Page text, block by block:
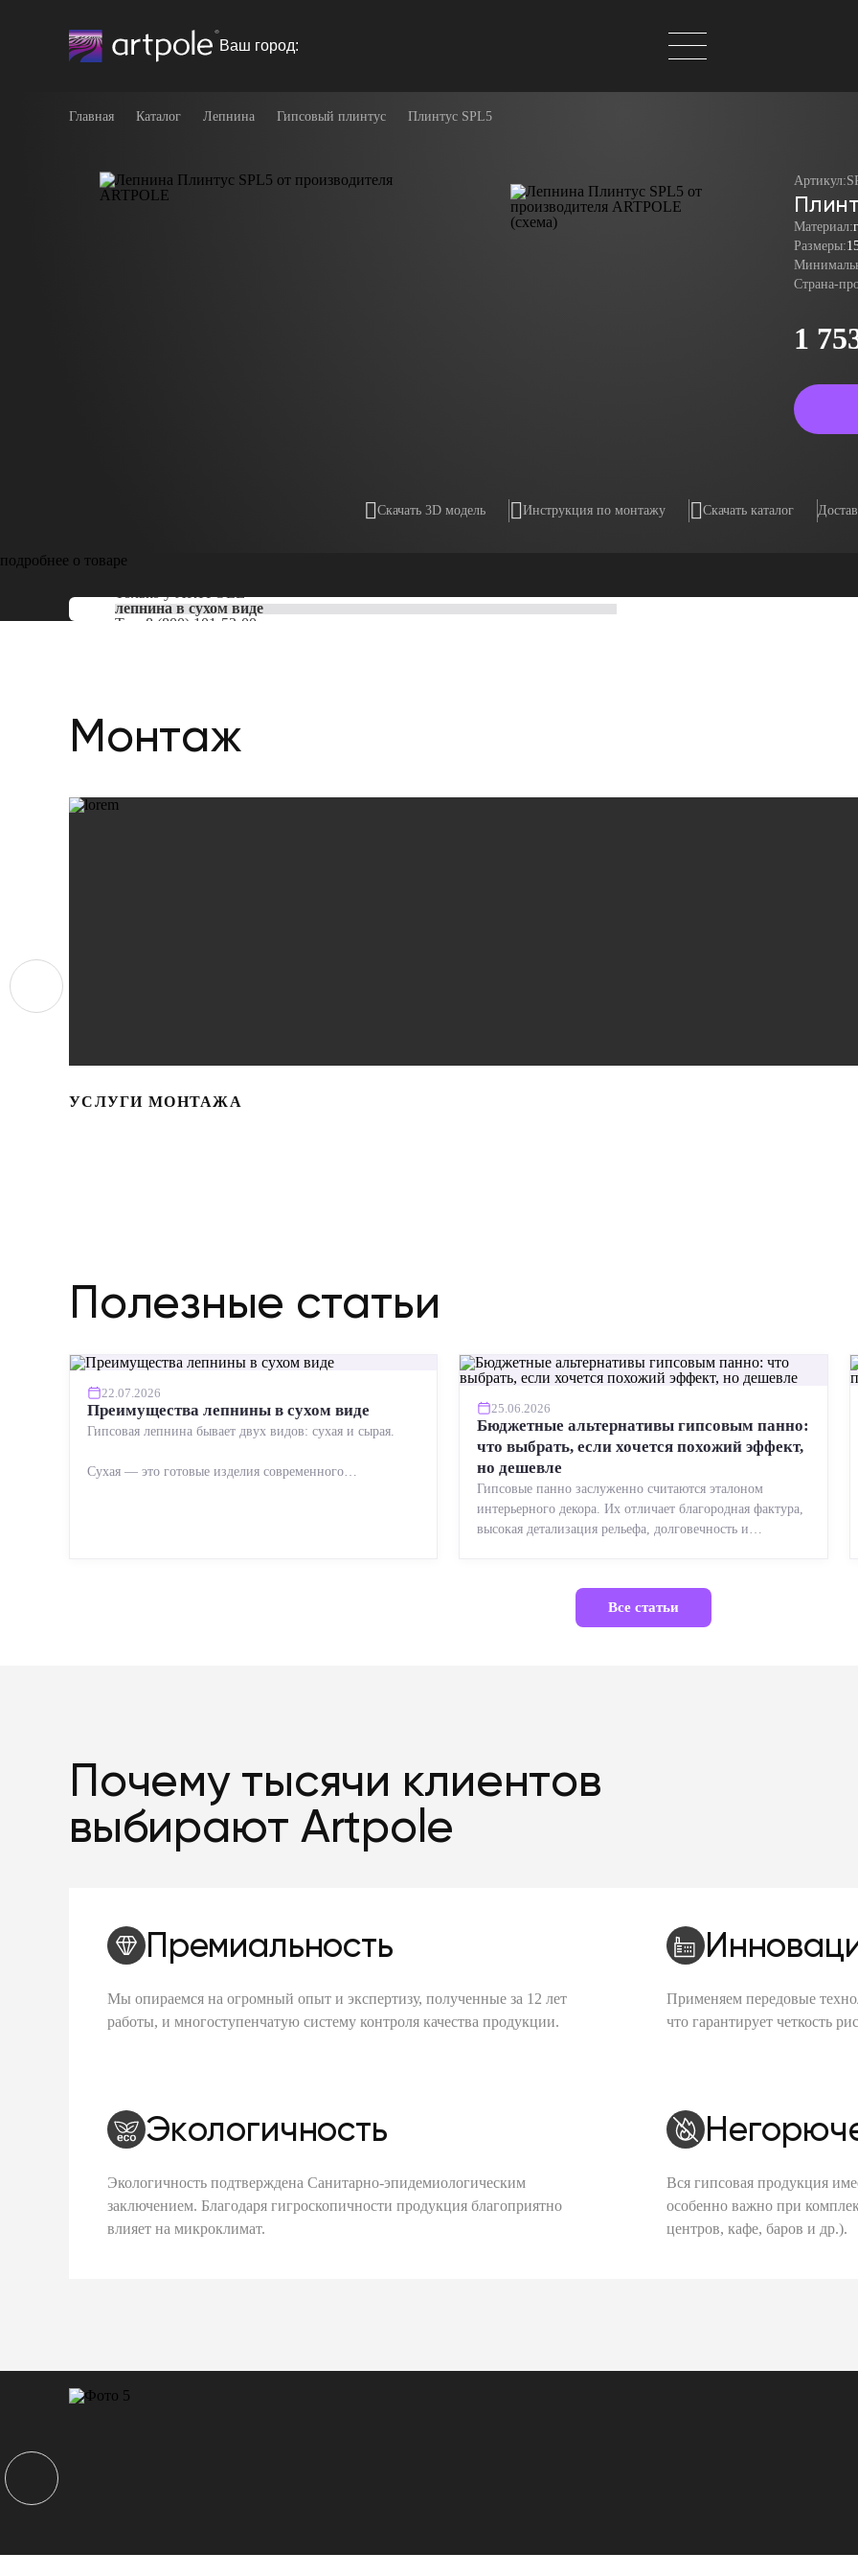
Ваш город:
Главная Каталог Лепнина Гипсовый плинтус Плинтус SPL5
Артикул:
Материал:
Размеры:
Страна-
1
Скачать 3D модель Инструкция по монтажу Скачать каталог
подробнее о товаре
Только уARTPOLE
лепнина в сухом виде
Тел: 8 (800) 101-53-00
Монтаж
УСЛУГИ МОНТАЖА
Полезные статьи
22.07.2026
Преимущества лепнины в сухом виде
Гипсовая лепнина бывает двух видов: сухая и сырая.
Сухая — это готовые изделия современного
25.06.2026
Бюджетные альтернативы гипсовым панно:
что выбрать, если хочется похожий эффект,
но дешевле
Гипсовые панно заслуженно считаются эталоном
интерьерного декора. Их отличает благородная фактура,
высокая детализация рельефа, долговечность и
Все статьи
Почему тысячи клиентов
выбирают Artpole
Премиальность
Мы опираемся на огромный опыт и экспертизу, полученные за 12 лет
работы, и многоступенчатую систему контроля качества продукции.
Применяем передовые
что гарантирует четкость
Экологичность
Экологичность подтверждена Санитарно-эпидемиологическим
заключением. Благодаря гигроскопичности продукция благоприятно
влияет на микроклимат.
Вся гипсовая продукция
особенно важно при
центров, кафе, баров и др.).